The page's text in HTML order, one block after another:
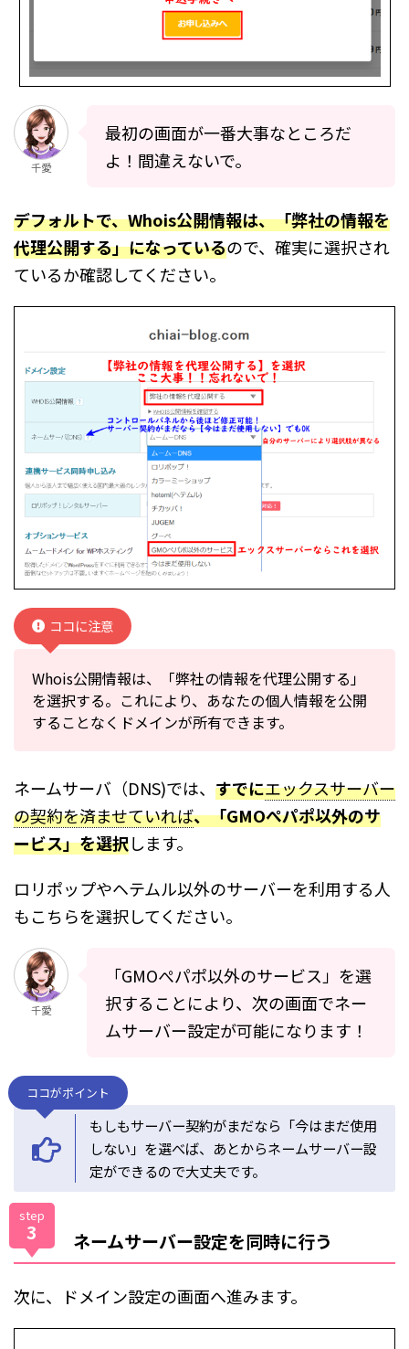
千愛
最初の画面が一番大事なところだ
よ！間違えないで。
デフォルトで、Whois公開情報は、「弊社の情報を
代理公開する」になっているので、確実に選択され
ているか確認してください。
ココに注意
Whois公開情報は、「弊社の情報を代理公開する」
を選択する。これにより、あなたの個人情報を公開
することなくドメインが所有できます。
ネームサーバ（DNS)では、 すでにエックスサーバー
の契約を済ませていれば、「GMOぺパポ以外のサ
ービス」を選択します。
ロリポップやヘテムル以外のサーバーを利用する人
もこちらを選択してください。
千愛
「GMOぺパポ以外のサービス」を選
択することにより、次の画面でネー
ムサーバー設定が可能になります！
ココがポイント
もしもサーバー契約がまだなら「今はまだ使用
しない」を選べば、あとからネームサーバー設
定ができるので大丈夫です。
step
3 ネームサーバー設定を同時に行う
次に、ドメイン設定の画面へ進みます。